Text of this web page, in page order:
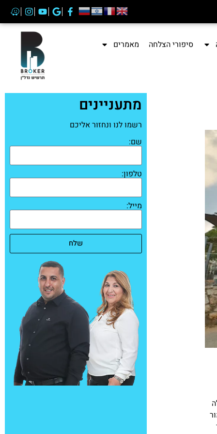
סיפורי הצלחה מאמרים
מתעניינים
רשמו לנו ונחזור אליכם
שם:
טלפון:
מייל:
שלח